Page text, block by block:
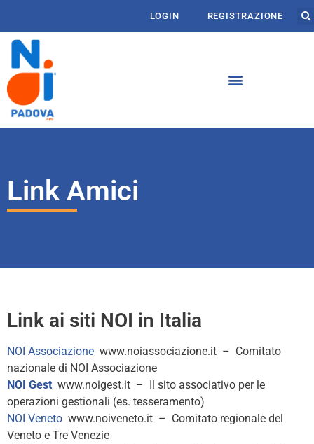
LOGIN REGISTRAZIONE
Link Amici
Link ai siti NOI in Italia
NOI Associazione www.noiassociazione.it – Comitato
nazionale di NOI Associazione
NOI Gest www.noigest.it – Il sito associativo per le
operazioni gestionali (es. tesseramento)
NOI Veneto www.noiveneto.it – Comitato regionale del
Veneto e Tre Venezie